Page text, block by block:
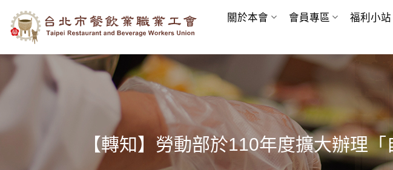
關於本會 會員專區 福利小站
【轉知】勞動部於110年度擴大辦理